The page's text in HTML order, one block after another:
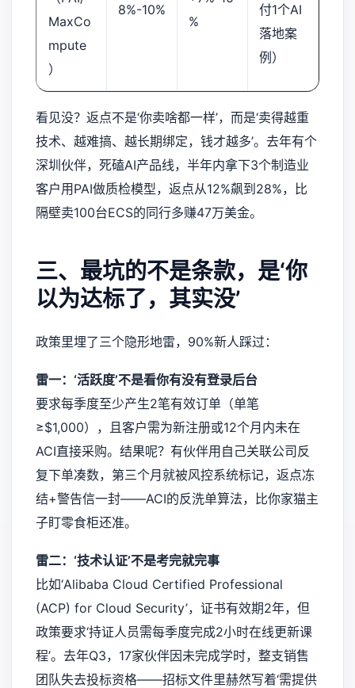
MaxCo
mpute
）
8%-10%
%
付1个AI
落地案
例）
看见没？返点不是‘你卖啥都一样’，而是‘卖得越重
技术、越难搞、越长期绑定，钱才越多’。去年有个
深圳伙伴，死磕AI产品线，半年内拿下3个制造业
客户用PAI做质检模型，返点从12%飙到28%，比
隔壁卖100台ECS的同行多赚47万美金。
三、最坑的不是条款，是‘你
以为达标了，其实没’
政策里埋了三个隐形地雷，90%新人踩过：
雷一：‘活跃度’不是看你有没有登录后台
要求每季度至少产生2笔有效订单（单笔
≥$1,000），且客户需为新注册或12个月内未在
ACI直接采购。结果呢？有伙伴用自己关联公司反
复下单凑数，第三个月就被风控系统标记，返点冻
结+警告信一封——ACI的反洗单算法，比你家猫主
子盯零食柜还准。
雷二：‘技术认证’不是考完就完事
比如‘Alibaba Cloud Certified Professional
(ACP) for Cloud Security’，证书有效期2年，但
政策要求‘持证人员需每季度完成2小时在线更新课
程’。去年Q3，17家伙伴因未完成学时，整支销售
团队失去投标资格——招标文件里赫然写着‘需提供